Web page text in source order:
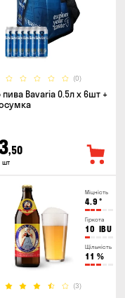
(0)
пива Bavaria 0.5л х 6шт +
,50
шт
Міцність
4.9 °
Гіркота
10 IBU
Щільність
11 %
(3)